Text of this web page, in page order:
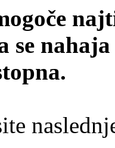
se